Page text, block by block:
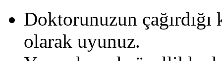
Doktorunuzun
olarak uyunuz.